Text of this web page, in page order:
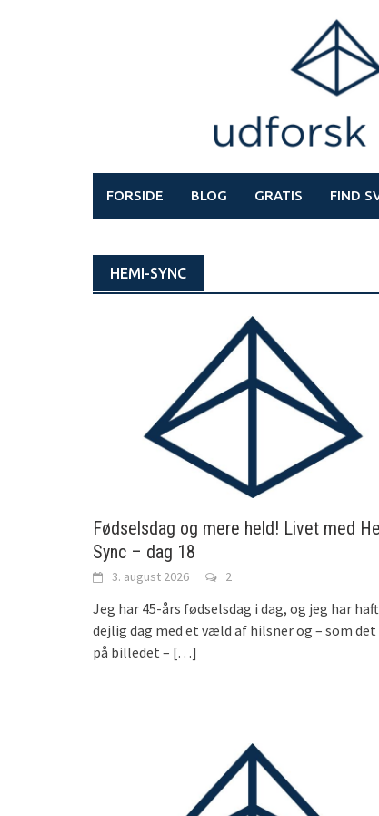
FORSIDE BLOG GRATIS FIND
HEMI-SYNC
Fødselsdag og mere held! Livet med
Sync – dag 18
3. august 2026 2
Jeg har 45-års fødselsdag i dag, og jeg har
dejlig dag med et væld af hilsner og – som det
på billedet – […]